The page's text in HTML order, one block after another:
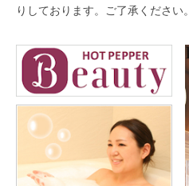
りしております。ご了承ください。